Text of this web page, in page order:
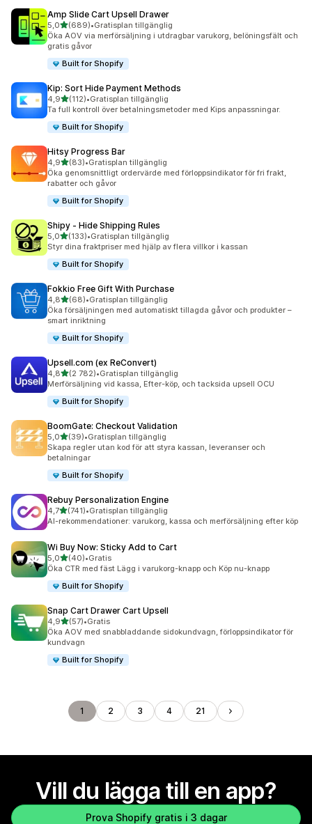
Amp Slide Cart Upsell Drawer
5,0av 5 stjärnor
(689)
689 recensioner totalt
•Gratisplan tillgänglig
Öka AOV via merförsäljning i utdragbar varukorg, belöningsfält och
gratis gåvor
Built for Shopify
Kip: Sort Hide Payment Methods
4,9av 5 stjärnor
(112)
112 recensioner totalt
•Gratisplan tillgänglig
Ta full kontroll över betalningsmetoder med Kips anpassningar.
Built for Shopify
Hitsy Progress Bar
4,9av 5 stjärnor
(83)
83 recensioner totalt
•Gratisplan tillgänglig
Öka genomsnittligt ordervärde med förloppsindikator för fri frakt,
rabatter och gåvor
Built for Shopify
Shipy ‑ Hide Shipping Rules
5,0av 5 stjärnor
(133)
133 recensioner totalt
•Gratisplan tillgänglig
Styr dina fraktpriser med hjälp av flera villkor i kassan
Built for Shopify
Fokkio Free Gift With Purchase
4,8av 5 stjärnor
(68)
68 recensioner totalt
•Gratisplan tillgänglig
Öka försäljningen med automatiskt tillagda gåvor och produkter –
smart inriktning
Built for Shopify
Upsell.com (ex ReConvert)
4,8av 5 stjärnor
(2 782)
2782 recensioner totalt
•Gratisplan tillgänglig
Merförsäljning vid kassa, Efter-köp, och tacksida upsell OCU
Built for Shopify
BoomGate: Checkout Validation
5,0av 5 stjärnor
(39)
39 recensioner totalt
•Gratisplan tillgänglig
Skapa regler utan kod för att styra kassan, leveranser och
betalningar
Built for Shopify
Rebuy Personalization Engine
4,7av 5 stjärnor
(741)
741 recensioner totalt
•Gratisplan tillgänglig
AI-rekommendationer: varukorg, kassa och merförsäljning efter köp
Wi Buy Now: Sticky Add to Cart
5,0av 5 stjärnor
(40)
40 recensioner totalt
•Gratis
Öka CTR med fäst Lägg i varukorg-knapp och Köp nu-knapp
Built for Shopify
Snap Cart Drawer Cart Upsell
4,9av 5 stjärnor
(57)
57 recensioner totalt
•Gratis
Öka AOV med snabbladdande sidokundvagn, förloppsindikator för
kundvagn
Built for Shopify
1 2 3 4 21
Vill du lägga till en app?
Prova Shopify gratis i 3 dagar